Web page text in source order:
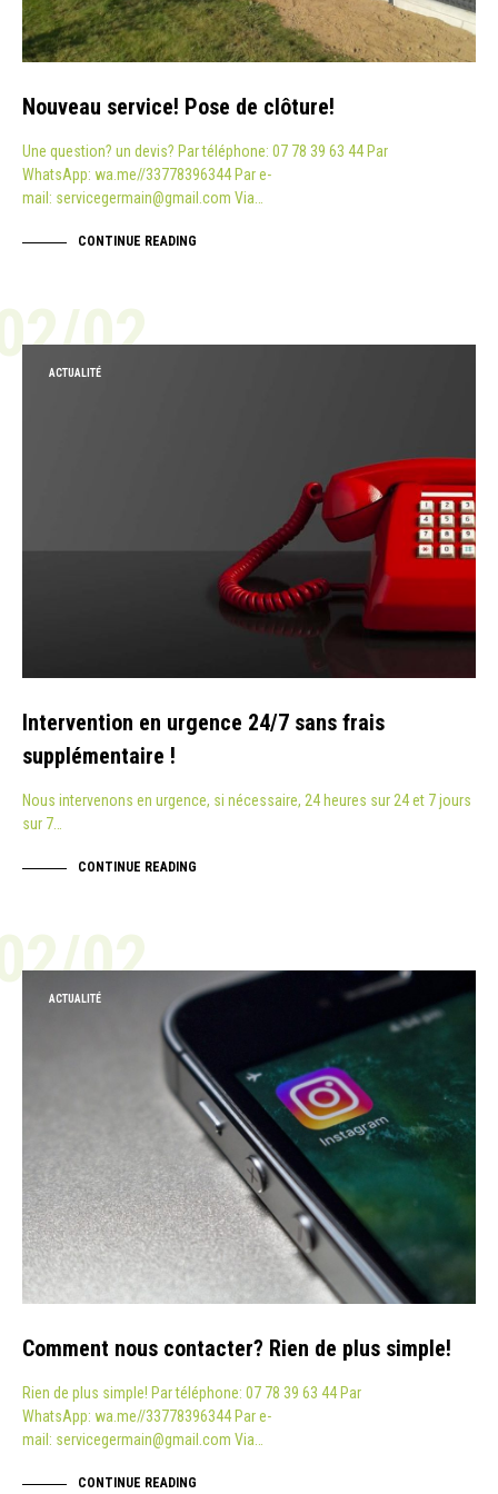
Nouveau service! Pose de clôture!
Une question? un devis? Par téléphone: 07 78 39 63 44 Par
WhatsApp: wa.me//33778396344 Par e-
mail: servicegermain@gmail.com Via…
CONTINUE READING
02
ACTUALITÉ
Intervention en urgence 24/7 sans frais
supplémentaire !
Nous intervenons en urgence, si nécessaire, 24 heures sur 24 et 7 jours
sur 7…
CONTINUE READING
02
ACTUALITÉ
Comment nous contacter? Rien de plus simple!
Rien de plus simple! Par téléphone: 07 78 39 63 44 Par
WhatsApp: wa.me//33778396344 Par e-
mail: servicegermain@gmail.com Via…
CONTINUE READING